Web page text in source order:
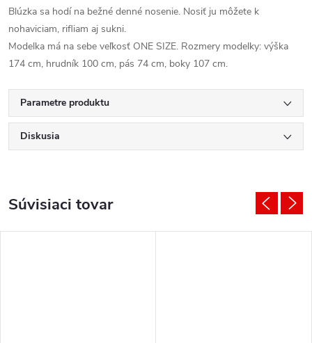
Blúzka sa hodí na bežné denné nosenie. Nosiť ju môžete k
nohaviciam, rifliam aj sukni.
Modelka má na sebe veľkosť ONE SIZE. Rozmery modelky: výška
174 cm, hrudník 100 cm, pás 74 cm, boky 107 cm.
Parametre produktu
Diskusia
Súvisiaci tovar